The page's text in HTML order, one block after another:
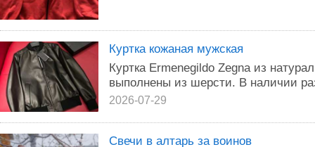
Куртка кожаная мужская
Куртка Ermenegildo Zegna из
выполнены из шерсти. В наличии
2026-07-29
Свечи в алтарь за воинов